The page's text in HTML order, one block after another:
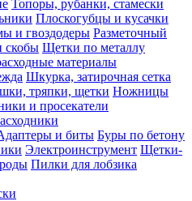
Топоры, рубанки, стамески
Плоскогубцы и кусачки
и гвоздодеры Разметочный
скобы Щетки по металлу
материалы
Шкурка, затирочная сетка
тряпки, щетки Ножницы
и просекатели
и биты Буры по бетону
Электроинструмент Щетки-
Пилки для лобзика